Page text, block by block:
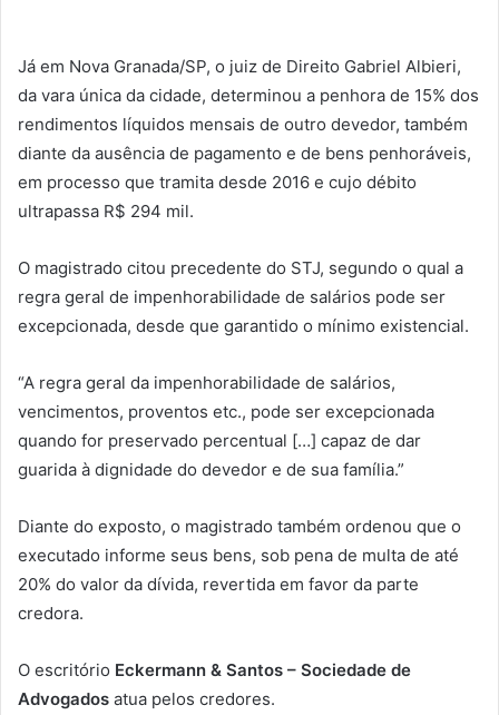
Já em Nova Granada/SP, o juiz de Direito Gabriel Albieri,
da vara única da cidade, determinou a penhora de 15% dos
rendimentos líquidos mensais de outro devedor, também
diante da ausência de pagamento e de bens penhoráveis,
em processo que tramita desde 2016 e cujo débito
ultrapassa R$ 294 mil.
O magistrado citou precedente do STJ, segundo o qual a
regra geral de impenhorabilidade de salários pode ser
excepcionada, desde que garantido o mínimo existencial.
“A regra geral da impenhorabilidade de salários,
vencimentos, proventos etc., pode ser excepcionada
quando for preservado percentual […] capaz de dar
guarida à dignidade do devedor e de sua família.”
Diante do exposto, o magistrado também ordenou que o
executado informe seus bens, sob pena de multa de até
20% do valor da dívida, revertida em favor da parte
credora.
O escritório Eckermann & Santos – Sociedade de
Advogados atua pelos credores.